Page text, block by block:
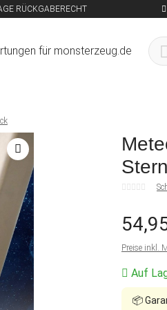
RÜCKGABERECHT
Preise inkl.
Auf
📦